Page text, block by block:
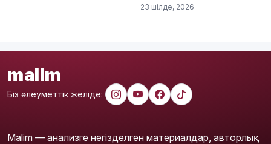
23 шілде, 2026
malim
Біз әлеуметтік желіде:
Malim — анализге негізделген материалдар, авторлық